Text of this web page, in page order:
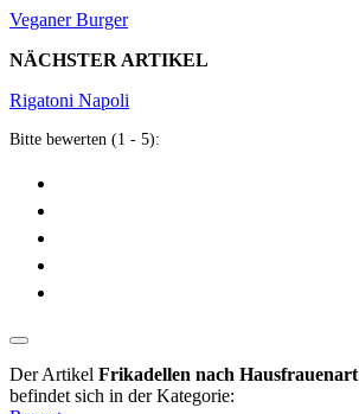
Veganer Burger
NÄCHSTER ARTIKEL
Rigatoni Napoli
Bitte bewerten (1 - 5):
Der Artikel Frikadellen nach Hausfrauenart
befindet sich in der Kategorie: